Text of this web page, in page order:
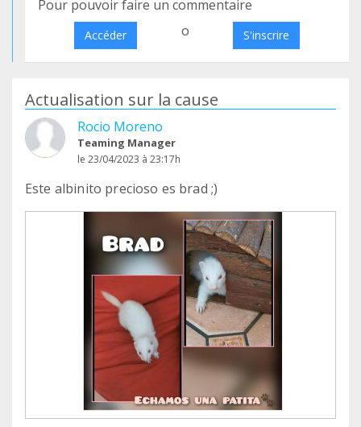
Pour pouvoir faire un commentaire
Accéder o S'inscrire
Actualisation sur la cause
Rocio Moreno
Teaming Manager
le 23/04/2023 à 23:17h
Este albinito precioso es brad ;)